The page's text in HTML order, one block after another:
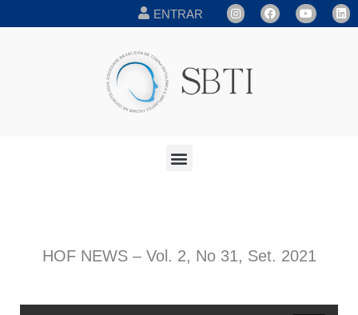
ENTRAR
HOF NEWS – Vol. 2, No 31, Set. 2021